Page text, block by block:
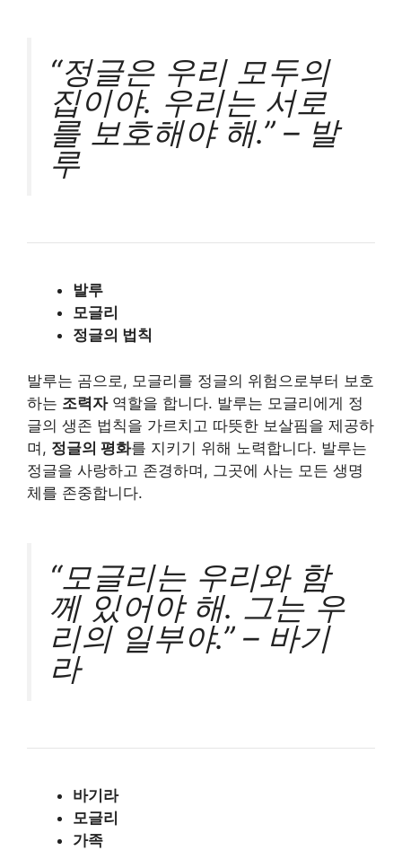
“정글은 우리 모두의
집이야. 우리는 서로
를 보호해야 해.” – 발
루
발루
모글리
정글의 법칙
발루는 곰으로, 모글리를 정글의 위험으로부터 보호
하는 조력자역할을 합니다. 발루는 모글리에게 정
글의 생존 법칙을 가르치고 따뜻한 보살핌을 제공하
며, 정글의 평화를 지키기 위해 노력합니다. 발루는
정글을 사랑하고 존경하며, 그곳에 사는 모든 생명
체를 존중합니다.
“모글리는 우리와 함
께 있어야 해. 그는 우
리의 일부야.” – 바기
라
바기라
모글리
가족